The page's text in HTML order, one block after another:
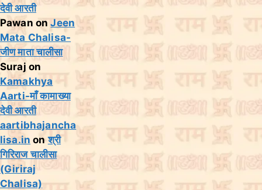
देवी आरती
Pawan onJeen
Mata Chalisa-
जीण माता चालीसा
Suraj on
Kamakhya
Aarti-माँ कामाख्या
देवी आरती
aartibhajancha
lisa.in onश्री
गिरिराज चालीसा
(Giriraj
Chalisa)